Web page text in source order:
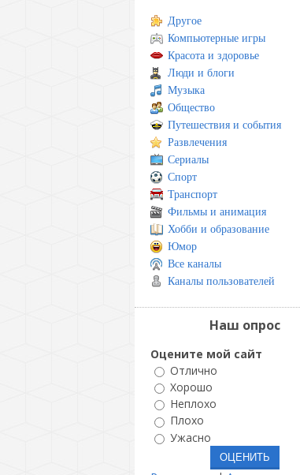
Другое
Компьютерные игры
Красота и здоровье
Люди и блоги
Музыка
Общество
Путешествия и события
Развлечения
Сериалы
Спорт
Транспорт
Фильмы и анимация
Хобби и образование
Юмор
Все каналы
Каналы пользователей
Наш опрос
Оцените мой сайт
Отлично
Хорошо
Неплохо
Плохо
Ужасно